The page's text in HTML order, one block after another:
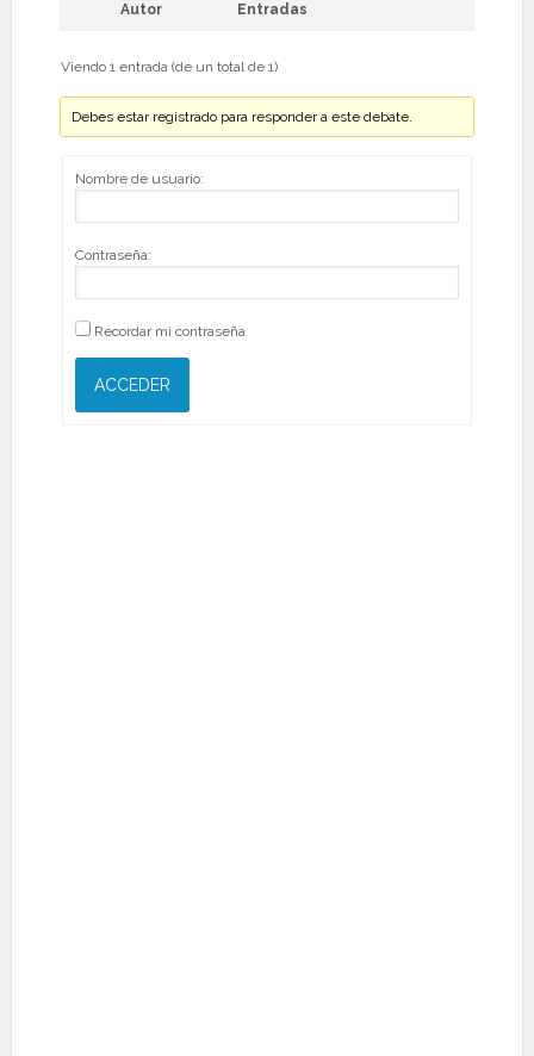
Autor Entradas
Viendo 1 entrada (de un total de 1)
Debes estar registrado para responder a este debate.
Nombre de usuario:
Contraseña:
Recordar mi contraseña
ACCEDER